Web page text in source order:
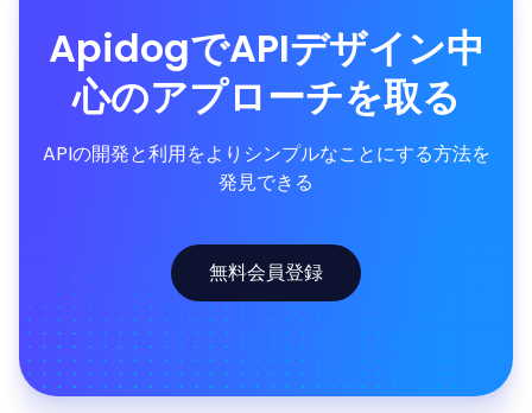
ApidogでAPIデザイン中
心のアプローチを取る
APIの開発と利用をよりシンプルなことにする方法を
発見できる
無料会員登録